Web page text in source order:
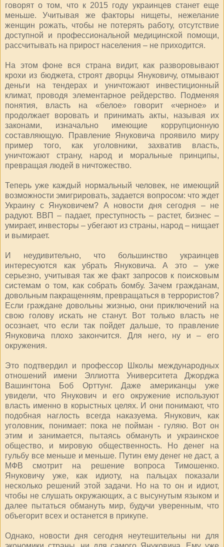
говорят о том, что к 2015 году украинцев станет еще
меньше. Учитывая же факторы нищеты, нежелание
женщин рожать, чтобы не потерять работу, отсутствие
доступной и профессиональной медицинской помощи,
рассчитывать на прирост населения – не приходится.
На этом фоне вся страна видит, как разворовывают
крохи из бюджета, строят дворцы Януковичу, отмывают
деньги на тендерах и уничтожают инвестиционный
климат, проводя элементарное рейдерство. Подменяя
понятия, власть на «белое» говорит «черное» и
продолжает воровать и принимать акты, называя их
законами, изначально имеющие коррупционную
составляющую. Правление Януковича проявило миру
пример того, как уголовники, захватив власть,
уничтожают страну, народ и моральные принципы,
превращая людей в ничтожество.
Теперь уже каждый нормальный человек, не имеющий
возможности эмигрировать, задается вопросом: что ждет
Украину с Януковичем? А новости дня сегодня – не
радуют. ВВП – падает, преступность – растет, бизнес –
умирает, инвесторы – убегают из страны, народ – нищает
и вымирает.
И неудивительно, что большинство украинцев
интересуются как убрать Януковича. А это – уже
серьезно, учитывая так же факт запросов к поисковым
системам о том, как собрать бомбу. Зачем гражданам,
довольным пакращенням, превращаться в террористов?
Если граждане довольны жизнью, они приключений на
свою голову искать не станут. Вот только власть не
осознает, что если так пойдет дальше, то правление
Януковича плохо закончится. Для него, ну и – его
окружения.
Это подтвердил и профессор Школы международных
отношений имени Эллиотта Университета Джорджа
Вашингтона Боб Орттунг. Даже американцы уже
увидели, что Янукович и его окружение используют
власть именно в корыстных целях. И они понимают, что
подобная наглость всегда наказуема. Янукович, как
уголовник, понимает: пока не пойман - гуляю. Вот он
этим и занимается, пытаясь обмануть и украинское
общество, и мировую общественность. Но денег на
гульбу все меньше и меньше. Путин ему денег не даст, а
МФВ смотрит на решение вопроса Тимошенко.
Януковичу уже, как идиоту, на пальцах показали
несколько решений этой задачи. Но на то он и идиот,
чтобы не слушать окружающих, а с высунутым языком и
далее пытаться обмануть мир, будучи уверенным, что
объегорит всех и останется в прикупе.
Однако, новости дня сегодня неутешительны ни для